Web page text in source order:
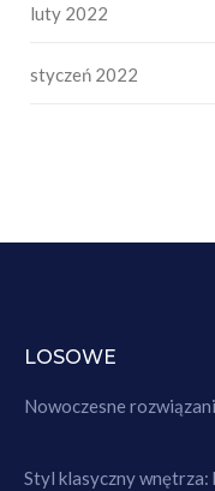
luty 2022
styczeń 2022
LOSOWE
Nowoczesne
Styl klasyczny wnętrza: